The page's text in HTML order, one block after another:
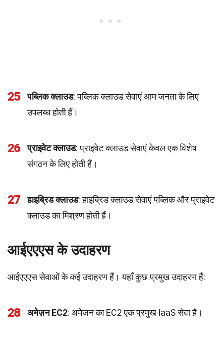
25 पब्लिक क्लाउड: पब्लिक क्लाउड सेवाएं आम जनता के लिए
उपलब्ध होती हैं।
26 प्राइवेट क्लाउड: प्राइवेट क्लाउड सेवाएं केवल एक विशेष
संगठन के लिए होती हैं।
27 हाइब्रिड क्लाउड: हाइब्रिड क्लाउड सेवाएं पब्लिक और प्राइवेट
क्लाउड का मिश्रण होती हैं।
आईएएएस के उदाहरण
आईएएएस सेवाओं के कई उदाहरण हैं। यहाँ कुछ प्रमुख उदाहरण हैं:
28 अमेज़न EC2: अमेज़न का EC2 एक प्रमुख IaaS सेवा है।